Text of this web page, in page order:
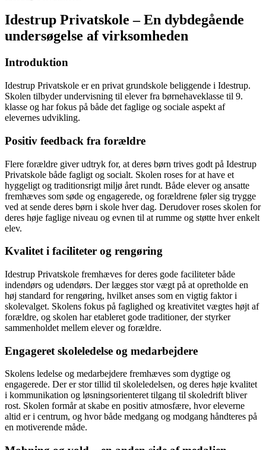
Idestrup Privatskole – En dybdegående
undersøgelse af virksomheden
Introduktion
Idestrup Privatskole er en privat grundskole beliggende i Idestrup.
Skolen tilbyder undervisning til elever fra børnehaveklasse til 9.
klasse og har fokus på både det faglige og sociale aspekt af
elevernes udvikling.
Positiv feedback fra forældre
Flere forældre giver udtryk for, at deres børn trives godt på Idestrup
Privatskole både fagligt og socialt. Skolen roses for at have et
hyggeligt og traditionsrigt miljø året rundt. Både elever og ansatte
fremhæves som søde og engagerede, og forældrene føler sig trygge
ved at sende deres børn i skole hver dag. Derudover roses skolen for
deres høje faglige niveau og evnen til at rumme og støtte hver enkelt
elev.
Kvalitet i faciliteter og rengøring
Idestrup Privatskole fremhæves for deres gode faciliteter både
indendørs og udendørs. Der lægges stor vægt på at opretholde en
høj standard for rengøring, hvilket anses som en vigtig faktor i
skolevalget. Skolens fokus på faglighed og kreativitet vægtes højt af
forældre, og skolen har etableret gode traditioner, der styrker
sammenholdet mellem elever og forældre.
Engageret skoleledelse og medarbejdere
Skolens ledelse og medarbejdere fremhæves som dygtige og
engagerede. Der er stor tillid til skoleledelsen, og deres høje kvalitet
i kommunikation og løsningsorienteret tilgang til skoledrift bliver
rost. Skolen formår at skabe en positiv atmosfære, hvor eleverne
altid er i centrum, og hvor både medgang og modgang håndteres på
en motiverende måde.